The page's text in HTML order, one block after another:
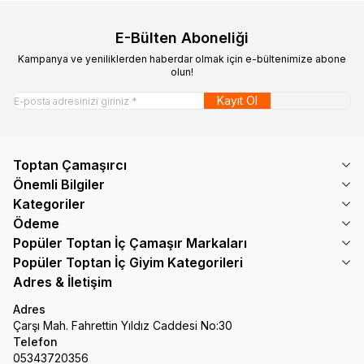
E-Bülten Aboneliği
Kampanya ve yeniliklerden haberdar olmak için e-bültenimize abone
olun!
Kayıt Ol
Toptan Çamaşırcı
Önemli Bilgiler
Kategoriler
Ödeme
Popüler Toptan İç Çamaşır Markaları
Popüler Toptan İç Giyim Kategorileri
Adres & İletişim
Adres
Çarşı Mah. Fahrettin Yıldız Caddesi No:30
Telefon
05343720356